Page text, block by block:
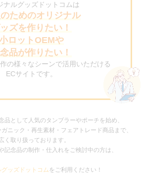
ナルグッズドットコムは
ためのオリジナル
ズを作りたい！
ロットOEMや
品が作りたい！
の様々なシーンで活用いただける
ECサイトです。
品として人気のタンブラーやポーチを始め、
ニック・再生素材・フェアトレード商品まで、
く取り扱っております。
記念品の制作・仕入れをご検討中の方は、
ッズドットコム をご利用ください！